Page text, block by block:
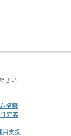
さい
構築
定義
用支援